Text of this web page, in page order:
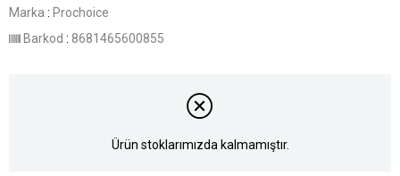
Marka : Prochoice
Barkod : 8681465600855
Ürün stoklarımızda kalmamıştır.